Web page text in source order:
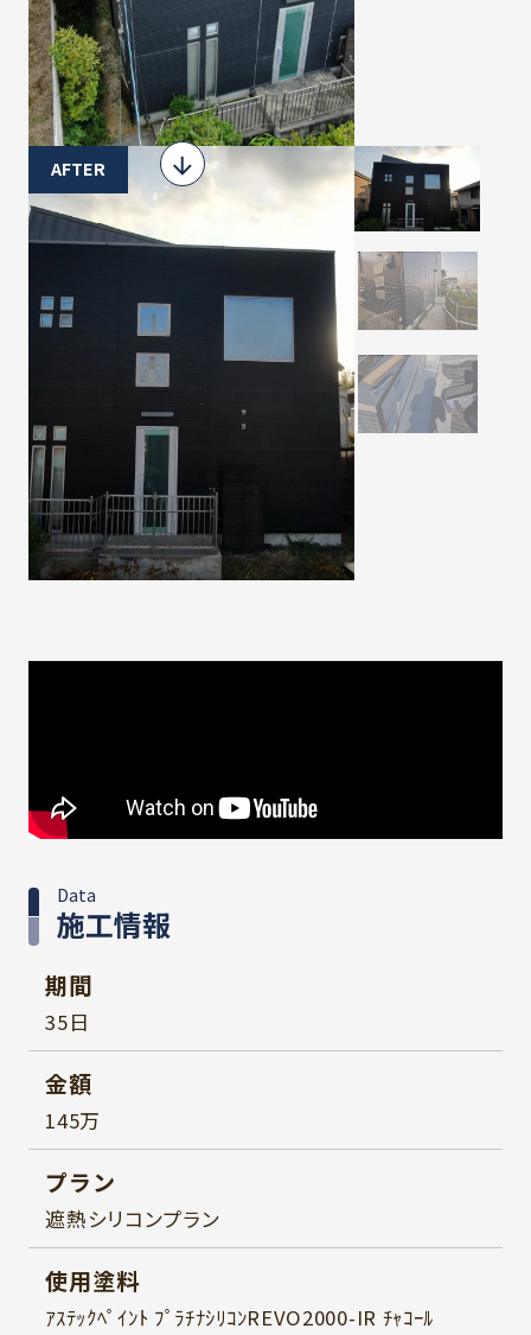
AFTER
施工情報
Data
期間
35日
金額
145万
プラン
遮熱シリコンプラン
使用塗料
ｱｽﾃｯｸﾍﾟｲﾝﾄ ﾌﾟﾗﾁﾅｼﾘｺﾝREVO2000-IR ﾁｬｺｰﾙ